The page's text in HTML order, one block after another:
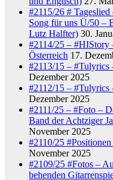
#2115/26 #
Song für uns Ü/50 –
Lutz Halfter) 30.
#2114/25 – #HIStory
Österreich 17.
#2113/15 – #Tulyrics
Dezember 2025
#2112/15 –
Dezember 2025
#2111/25 – #Foto –
Band der Achtziger
November 2025
#2110/25
November 2025
#2109/25 #Fotos –
behenden